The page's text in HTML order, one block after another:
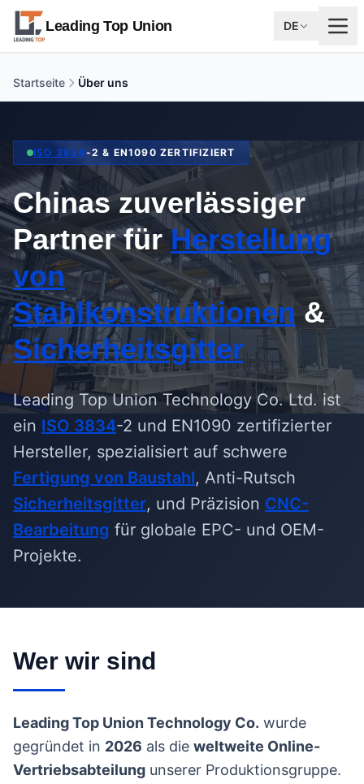
Leading Top Union DE
Startseite Über uns
ISO 3834-2 & EN1090 ZERTIFIZIERT
Chinas zuverlässiger
Partner fürHerstellung
von
Stahlkonstruktionen&
Sicherheitsgitter
Leading Top Union Technology Co. Ltd. ist
ein ISO 3834-2 und EN1090 zertifizierter
Hersteller, spezialisiert auf schwere
Fertigung von Baustahl, Anti-Rutsch
Sicherheitsgitter, und Präzision CNC-
Bearbeitung für globale EPC- und OEM-
Projekte.
Wer wir sind
Leading Top Union Technology Co. wurde
gegründet in 2026 als die weltweite Online-
Vertriebsabteilung unserer Produktionsgruppe.